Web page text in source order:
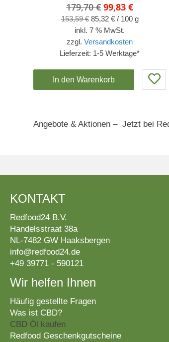
179,70€ Ursprünglicher
Preis
war:
179,70 €
99,83€Aktueller
Preis
153,59€ 85,32 €/ 100 g
inkl. 7 % MwSt.
zzgl.Versandkosten
Lieferzeit: 1-5 Werktage*
In den Warenkorb
Angebote & Aktionen – Jetzt bei
KONTAKT
Redfood24 B.V.
Handelsstraat 38a
NL-7482 GW Haaksbergen
info@redfood24.de
+49 39771 - 590121
Wir helfen Ihnen
Häufig gestellte Fragen
Was ist CBD?
CBD Öl kaufen
Redfood Geschenkgutscheine